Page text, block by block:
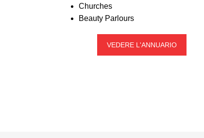
Churches
Beauty Parlours
VEDERE L'ANNUARIO